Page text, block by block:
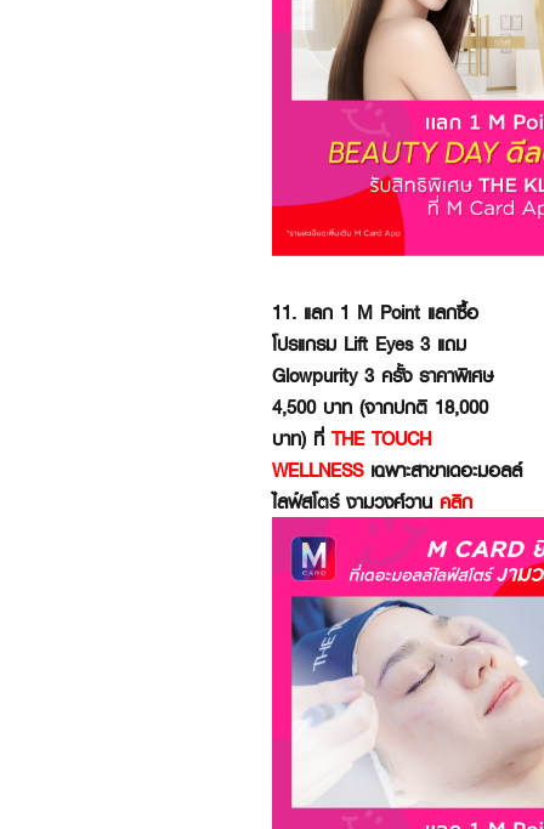
11. แลก 1 M Point แลกซื้อ
โปรแกรม Lift Eyes 3 แถม
Glowpurity 3 ครั้ง ราคาพิเศษ
4,500 บาท (จากปกติ 18,000
บาท) ที่ THE TOUCH
WELLNESSเฉพาะสาขาเดอะมอลล์
ไลฟ์สโตร์ งามวงศ์วาน คลิก